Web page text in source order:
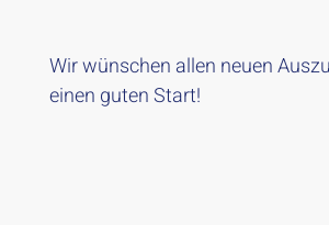
Wir wünschen allen neuen
einen guten Start!